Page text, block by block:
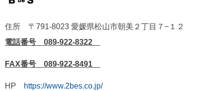
住所 〒791-8023 愛媛県松山市朝美２丁目７−１２
電話番号 089-922-8322
FAX番号 089-922-8491
HP
https://www.2bes.co.jp/